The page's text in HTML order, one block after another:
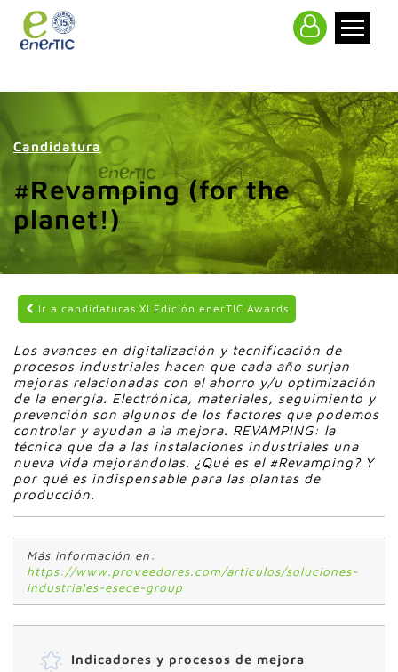
Candidatura
#Revamping (for the
planet!)
Ir a candidaturas XI Edición enerTIC Awards
Los avances en digitalización y tecnificación de
procesos industriales hacen que cada año surjan
mejoras relacionadas con el ahorro y/u optimización
de la energía. Electrónica, materiales, seguimiento y
prevención son algunos de los factores que podemos
controlar y ayudan a la mejora. REVAMPING: la
técnica que da a las instalaciones industriales una
nueva vida mejorándolas. ¿Qué es el #Revamping? Y
por qué es indispensable para las plantas de
producción.
Más información en:
https://www.proveedores.com/articulos/soluciones-
industriales-esece-group
Indicadores y procesos de mejora